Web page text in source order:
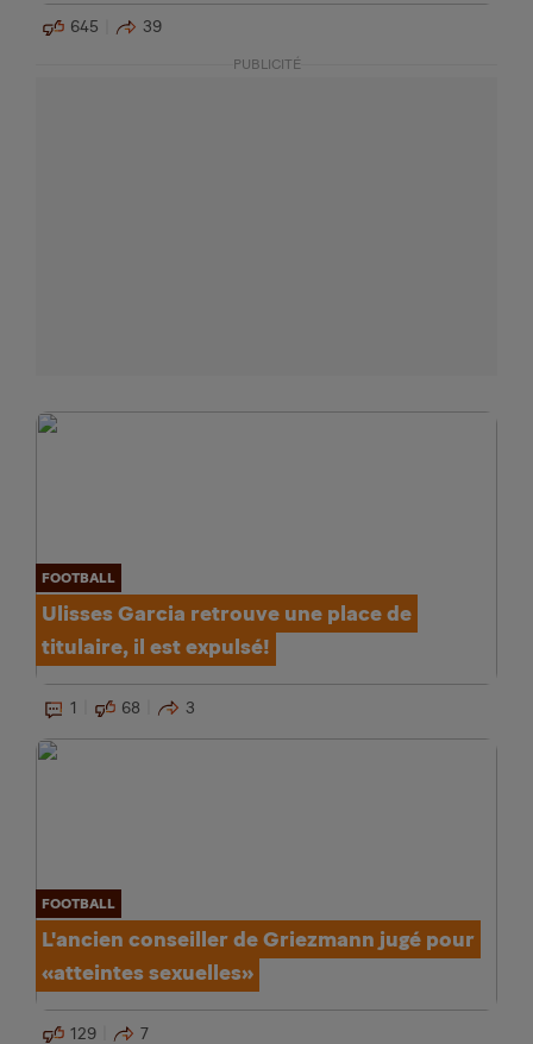
645 39
PUBLICITÉ
FOOTBALL
Ulisses Garcia retrouve une place de
titulaire, il est expulsé!
1 68 3
FOOTBALL
L'ancien conseiller de Griezmann jugé pour
«atteintes sexuelles»
129 7